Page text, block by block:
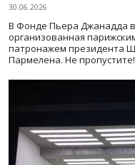
30.06.2026
В Фонде Пьера Джанадда
организованная
патронажем президента
Пармелена. Не пропустите!